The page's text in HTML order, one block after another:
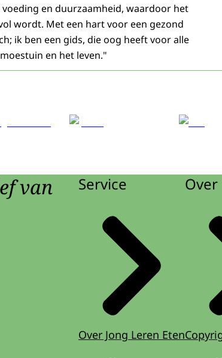
en duurzaamheid, waardoor het
wordt. Met een hart voor een gezond
ik ben een gids, die oog heeft voor alle
en het leven."
van
Service
Over Jong Leren Eten